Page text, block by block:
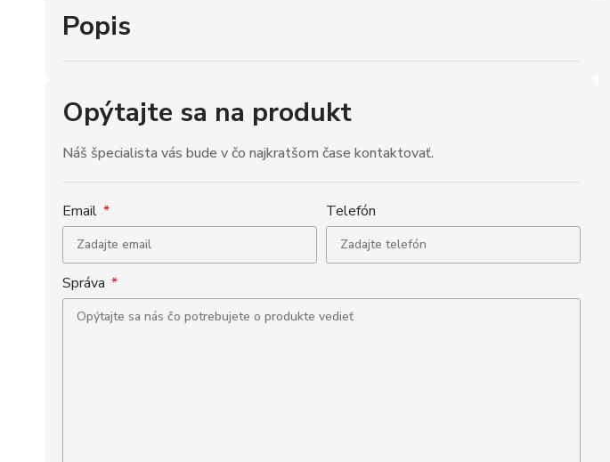
Popis
Opýtajte sa na produkt
Náš špecialista vás bude v čo najkratšom čase kontaktovať.
Email Telefón
Správa